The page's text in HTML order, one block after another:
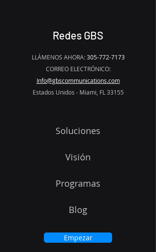
Redes GBS
LLÁMENOS AHORA: 305-772-7173
CORREO ELECTRÓNICO:
Info@gbscommunications.com
Estados Unidos - Miami, FL 33155
Soluciones
Visión
Programas
Blog
Empezar